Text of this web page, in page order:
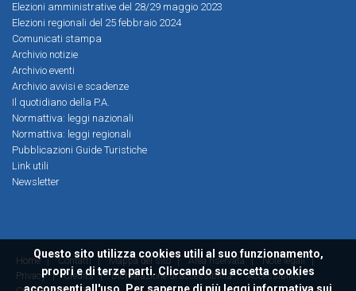
Questo sito utilizza cookies utili al suo funzionamento,
propri e di terze parti. Cliccando su accetta cookies
acconsenti all'uso. Per saperne di più leggi informativa sui
Elezioni amministrative del 28/29 maggio 2023
Elezioni regionali del 25 febbraio 2024
Comunicati stampa
Archivio notizie
Archivio eventi
Archivio avvisi e scadenze
Il quotidiano della P.A.
Normattiva: leggi nazionali
Normattiva: leggi regionali
Pubblicazioni Guide Turistiche
Link utili
Newsletter
Home | Contatti | Mappa del sito | Area riservata | Note legali |
Privacy
| Credits | Dichiarazione di accessibilità
Accessibilità